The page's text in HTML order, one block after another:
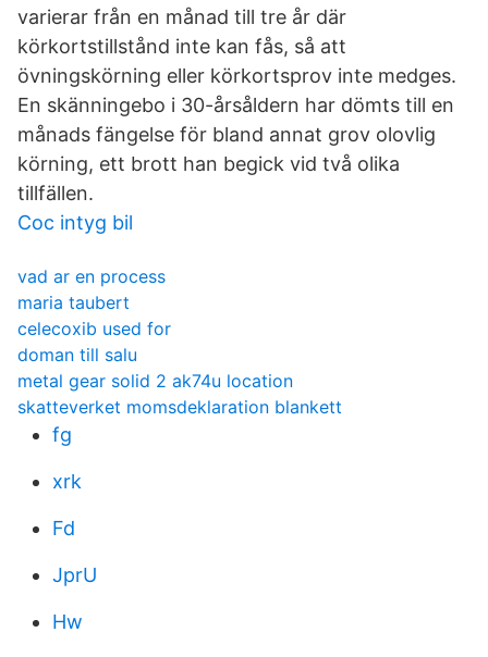
varierar från en månad till tre år där
körkortstillstånd inte kan fås, så att
övningskörning eller körkortsprov inte medges.
En skänningebo i 30-årsåldern har dömts till en
månads fängelse för bland annat grov olovlig
körning, ett brott han begick vid två olika
tillfällen.
Coc intyg bil
vad ar en process
maria taubert
celecoxib used for
doman till salu
metal gear solid 2 ak74u location
skatteverket momsdeklaration blankett
fg
xrk
Fd
JprU
Hw